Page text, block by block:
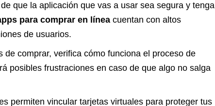
que la aplicación que vas a usar sea segura y tenga
para comprar en línea cuentan con altos
de usuarios.
de comprar, verifica cómo funciona el proceso de
posibles frustraciones en caso de que algo no salga
permiten vincular tarjetas virtuales para proteger tus